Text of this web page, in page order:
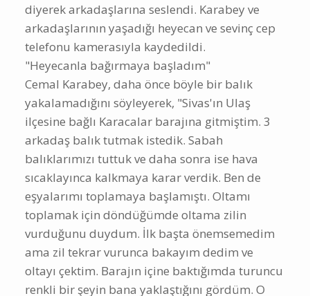
diyerek arkadaşlarına seslendi. Karabey ve
arkadaşlarının yaşadığı heyecan ve sevinç cep
telefonu kamerasıyla kaydedildi.
"Heyecanla bağırmaya başladım"
Cemal Karabey, daha önce böyle bir balık
yakalamadığını söyleyerek, "Sivas'ın Ulaş
ilçesine bağlı Karacalar barajına gitmiştim. 3
arkadaş balık tutmak istedik. Sabah
balıklarımızı tuttuk ve daha sonra ise hava
sıcaklayınca kalkmaya karar verdik. Ben de
eşyalarımı toplamaya başlamıştı. Oltamı
toplamak için döndüğümde oltama zilin
vurduğunu duydum. İlk başta önemsemedim
ama zil tekrar vurunca bakayım dedim ve
oltayı çektim. Barajın içine baktığımda turuncu
renkli bir şeyin bana yaklaştığını gördüm. O